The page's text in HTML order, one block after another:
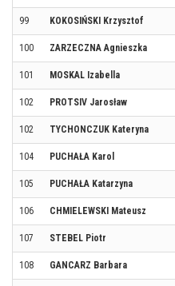
99 KOKOSIŃSKI Krzysztof
100 ZARZECZNA Agnieszka
101 MOSKAL Izabella
102 PROTSIV Jarosław
102 TYCHONCZUK Kateryna
104 PUCHAŁA Karol
105 PUCHAŁA Katarzyna
106 CHMIELEWSKI Mateusz
107 STEBEL Piotr
108 GANCARZ Barbara